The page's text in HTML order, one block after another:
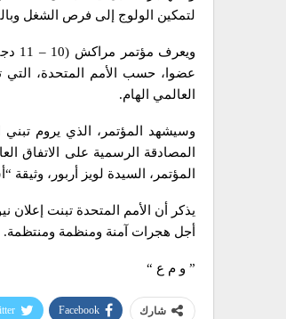
لتمكين الولوج إلى فرص الشغل
عضوا، حسب الأمم المتحدة،
العالمي الهام.
وسيشهد المؤتمر، الذي يروم
المصادقة الرسمية على الاتفاق
المؤتمر، السيدة لويز أربور،
يذكر أن الأمم المتحدة تبنت إعلان
أجل هجرات آمنة ومنظمة ومنتظمة.
” و م ع “
شارك Facebook